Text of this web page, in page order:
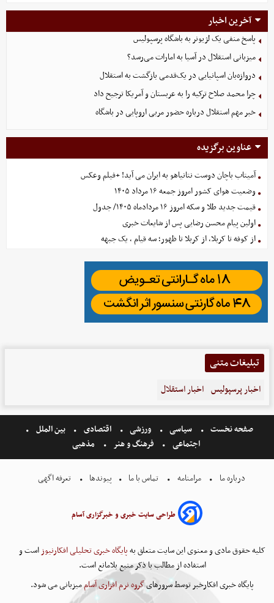
آخرین اخبار
پاسخ منفی یک لژیونر به باشگاه پرسپولیس
میزبانی استقلال در آسیا به امارات می‌رسد؟
دروازه‌بان اسپانیایی در یک‌قدمی بازگشت به استقلال
چرا محمد صلاح ترکیه را به عربستان و آمریکا ترجیح داد
خبر مهم استقلال درباره حضور مربی اروپایی در باشگاه
عناوین برگزیده
آمیتاب باچان دوست نتانیاهو به ایران می آید! +فیلم وعکس
وضعیت هوای کشور امروز جمعه ۱۶ مرداد ۱۴۰۵
قیمت جدید طلا و سکه امروز ۱۶ مردادماه ۱۴۰۵/ جدول
اولین پیام محسن رضایی پس از شایعات خبری
از کوفه تا کربلا، از کربلا تا ظهور؛ سه قیام ، یک جبهه
تبلیغات متنی
اخبار پرسپولیس اخبار استقلال
صفحه نخست سیاسی ورزشی اقتصادی
بین الملل
اجتماعی
فرهنگ و هنر مذهبی
درباره ما مرامنامه تماس با ما پیوندها تعرفه اگهی
طراحی سایت خبری و خبرگزاری آسام
کلیه حقوق مادی و معنوی این سایت متعلق بهپایگاه خبری تحلیلی افکارنیوزاست و
استفاده از مطالب با ذکر منبع بلامانع است.
پایگاه خبری افکارخبر توسط سرورهایگروه نرم افزاری آساممیزبانی می شود.